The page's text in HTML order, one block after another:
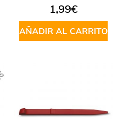
1,99€
AÑADIR AL CARRITO